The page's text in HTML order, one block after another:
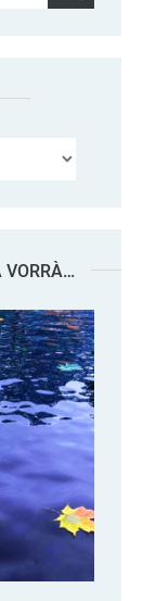
VORRÀ…